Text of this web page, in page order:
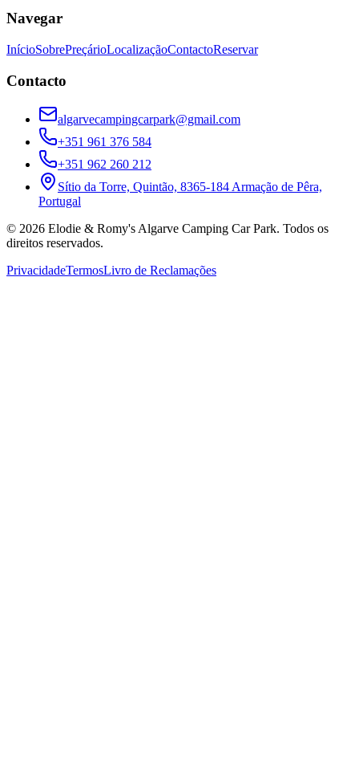
Navegar
InícioSobrePreçárioLocalizaçãoContactoReservar
Contacto
algarvecampingcarpark@gmail.com
+351 961 376 584
+351 962 260 212
Sítio da Torre, Quintão, 8365-184 Armação de Pêra,
Portugal
© 2026 Elodie & Romy's Algarve Camping Car Park. Todos os
direitos reservados.
PrivacidadeTermosLivro de Reclamações